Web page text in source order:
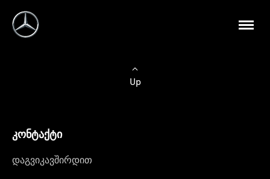
Up
კონტაქტი
დაგვიკავშირდით